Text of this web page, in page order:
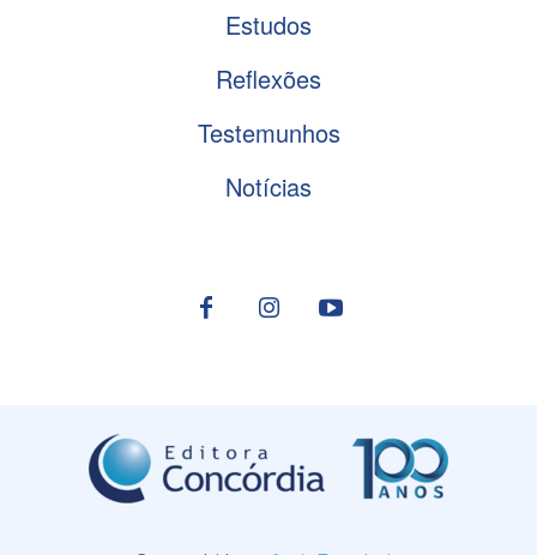
Estudos
Reflexões
Testemunhos
Notícias